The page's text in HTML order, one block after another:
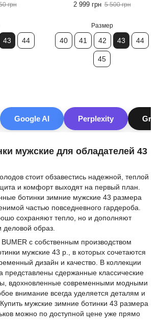
грн
43 44
2 999 грн 5 500 грн
Размер
40 41 42 43 44
45
мужские для обладателей 43
стоит обзавестись надежной, теплой
и комфорт выходят на первый план.
ботинки зимние мужские 43 размера
частью повседневного гардероба.
сохраняют тепло, но и дополняют
деловой образ.
с собственным производством
мужские 43 р., в которых сочетаются
дизайн и качество. В коллекции
представлены сдержанные классические
вдохновленные современными модными
внимание всегда уделяется деталям и
мужские зимние ботинки 43 размера
можно по доступной цене уже прямо
Google AI Perplexity